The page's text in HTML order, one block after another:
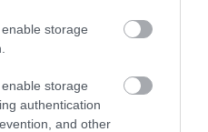
storage
storage
authentication
and other
ÖTVEN ÉVIG ROSSZ NÉVEN
VALAKI VÉGRE RÁNÉZETT
RENDESEN